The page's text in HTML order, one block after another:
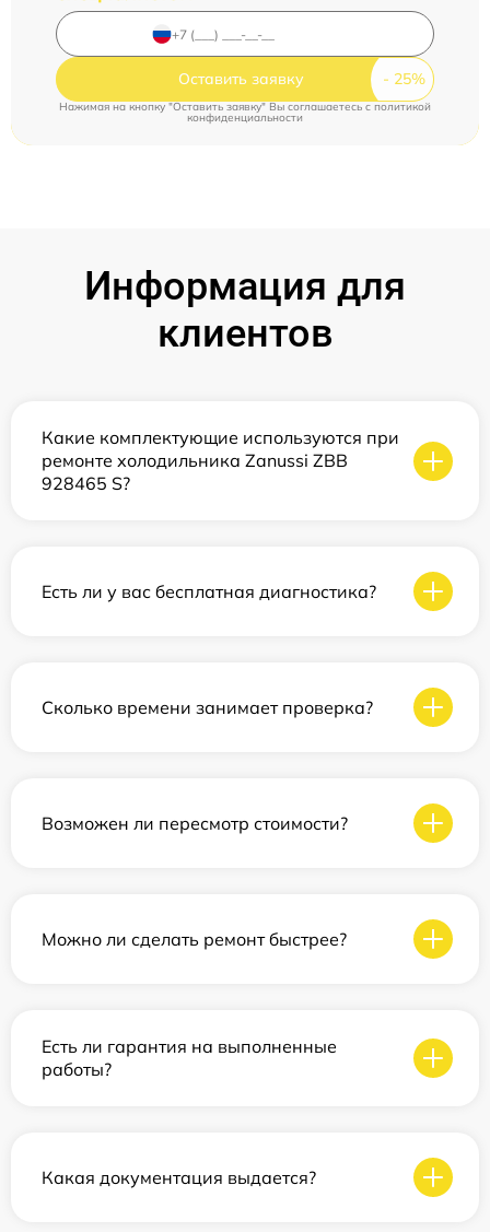
Оставить заявку
Нажимая на кнопку "Оставить заявку" Вы соглашаетесь cполитикой
конфиденциальности
Информация для
клиентов
Какие комплектующие используются при
ремонте холодильника Zanussi ZBB
928465 S?
Есть ли у вас бесплатная диагностика?
Сколько времени занимает проверка?
Возможен ли пересмотр стоимости?
Можно ли сделать ремонт быстрее?
Есть ли гарантия на выполненные
работы?
Какая документация выдается?